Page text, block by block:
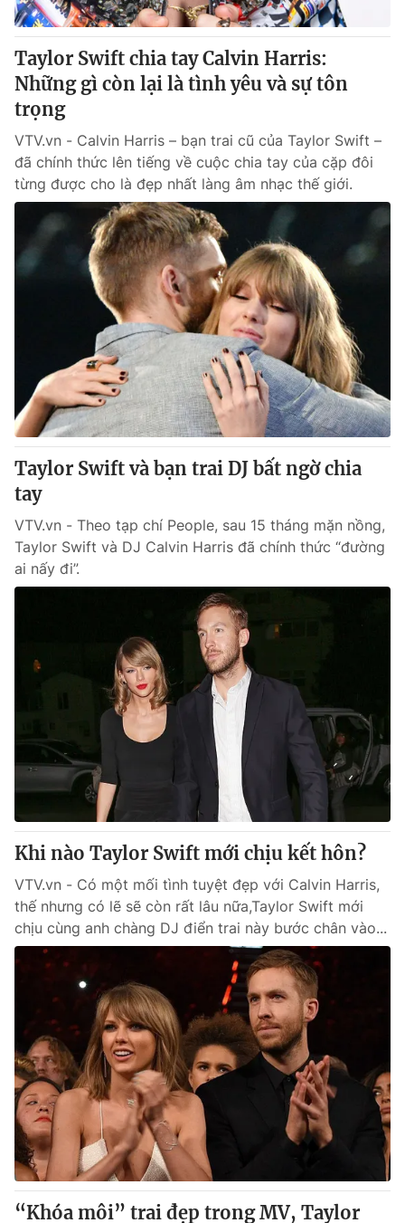
® Cấm sao chép dưới mọi hình thức nếu không có sự chấp
thuận bằng văn bản. Ghi rõ nguồn VTV.vn khi phát hành lại
thông tin từ website này.
Taylor Swift chia tay Calvin Harris:
Những gì còn lại là tình yêu và sự tôn
trọng
VTV.vn - Calvin Harris – bạn trai cũ của Taylor Swift –
đã chính thức lên tiếng về cuộc chia tay của cặp đôi
từng được cho là đẹp nhất làng âm nhạc thế giới.
Taylor Swift và bạn trai DJ bất ngờ chia
tay
VTV.vn - Theo tạp chí People, sau 15 tháng mặn nồng,
Taylor Swift và DJ Calvin Harris đã chính thức “đường
ai nấy đi”.
Khi nào Taylor Swift mới chịu kết hôn?
VTV.vn - Có một mối tình tuyệt đẹp với Calvin Harris,
thế nhưng có lẽ sẽ còn rất lâu nữa,Taylor Swift mới
chịu cùng anh chàng DJ điển trai này bước chân vào...
“Khóa môi” trai đẹp trong MV, Taylor